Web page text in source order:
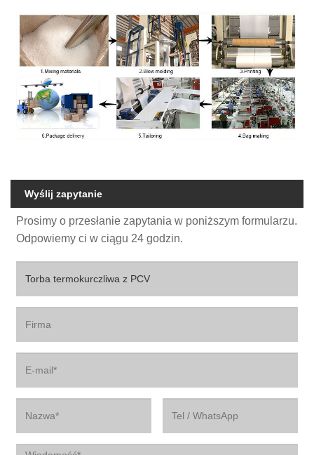
Wyślij zapytanie
Prosimy o przesłanie zapytania w poniższym formularzu.
Odpowiemy ci w ciągu 24 godzin.